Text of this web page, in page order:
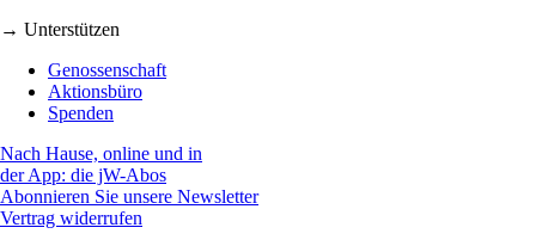
→ Unterstützen
Genossenschaft
Aktionsbüro
Spenden
Nach Hause, online und in
der App: die jW-Abos
Abonnieren Sie unsere Newsletter
Vertrag widerrufen